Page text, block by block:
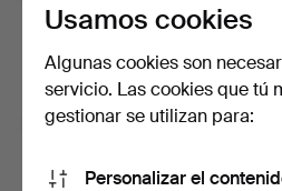
En ella encontrarás consejos de
seleccionados e inspiración. Y si
darte de baja muy fácilmente.
Soy mayor de 18 años y
de privacidad.
Usamos cookies
Algunas cookies son
servicio. Las cookies que tú
gestionar se utilizan para:
Personalizar el